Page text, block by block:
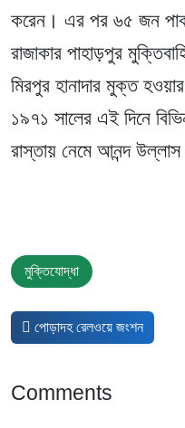
করেন। এর পর ৬৫ জন
রাজাকার পাহাড়পুর
মিরপুর হানাদার মুক্ত
১৯৭১ সালের এই দিনে
রাস্তায় নেমে আনন্দ
মুক্তিযোদ্ধা
আগের নিবন্ধ: পোড়াদহ রেলওয়ে
পোড়াদহ রেলওয়ে জংশন
Comments